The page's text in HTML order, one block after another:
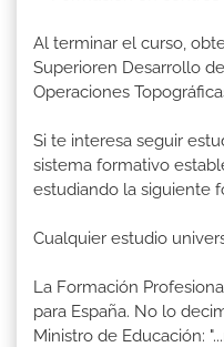
Al terminar el curso,
Superioren Desarrollo
Operaciones
Si te interesa seguir
sistema formativo
estudiando la siguiente
Cualquier estudio
La Formación
para España. No lo
Ministro de Educación: